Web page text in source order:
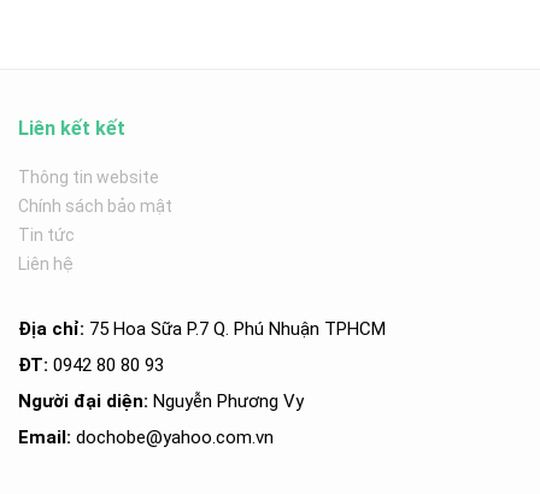
Liên kết kết
Thông tin website
Chính sách bảo mật
Tin tức
Liên hệ
Địa chỉ: 75 Hoa Sữa P.7 Q. Phú Nhuận TPHCM
ĐT: 0942 80 80 93
Người đại diện: Nguyễn Phương Vy
Email: dochobe@yahoo.com.vn